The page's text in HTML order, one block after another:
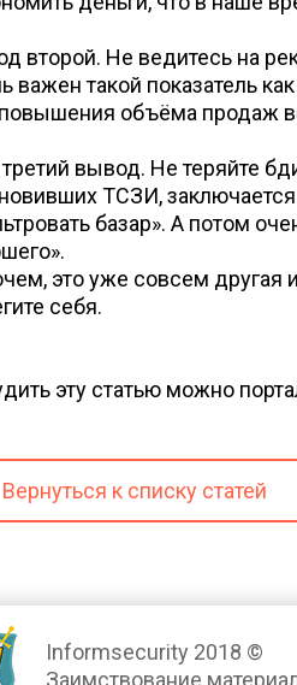
второй. Не ведитесь на
важен такой показатель
объёма продаж
вывод. Не теряйте
ТСЗИ,
базар». А потом
это уже совсем другая
себя.
эту статью можно
Вернуться к списку статей
Informsecurity 2018 ©
Заимствование